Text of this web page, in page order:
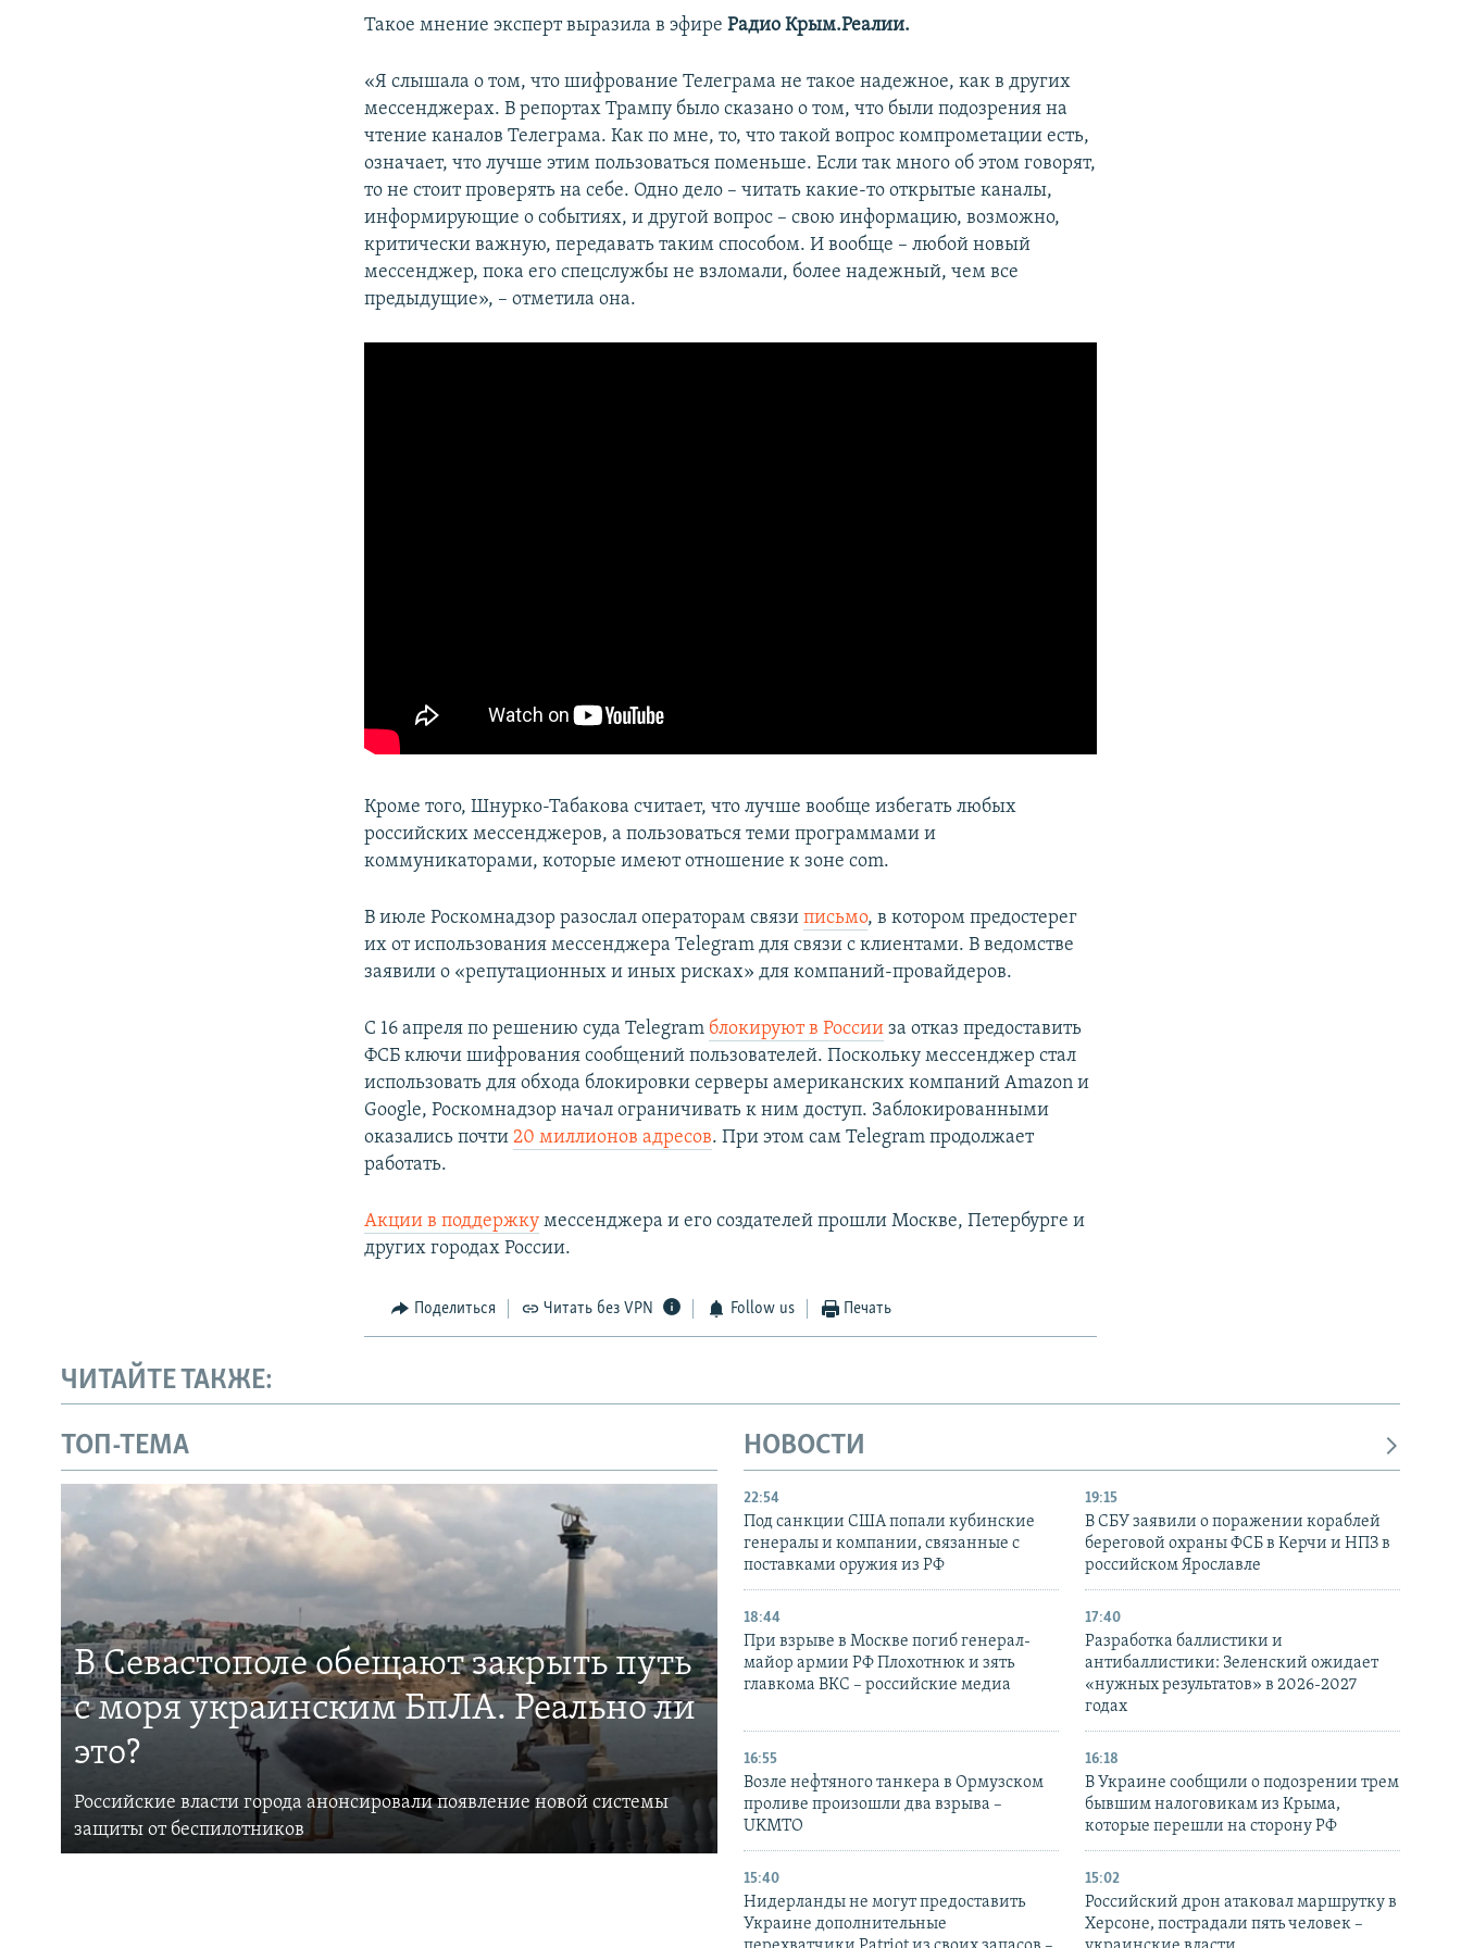
Такое мнение эксперт выразила в эфиреРадио Крым.Реалии.
«Я слышала о том, что шифрование Телеграма не такое надежное, как в других
мессенджерах. В репортах Трампу было сказано о том, что были подозрения на
чтение каналов Телеграма. Как по мне, то, что такой вопрос компрометации есть,
означает, что лучше этим пользоваться поменьше. Если так много об этом говорят,
то не стоит проверять на себе. Одно дело – читать какие-то открытые каналы,
информирующие о событиях, и другой вопрос – свою информацию, возможно,
критически важную, передавать таким способом. И вообще – любой новый
мессенджер, пока его спецслужбы не взломали, более надежный, чем все
предыдущие», – отметила она.
Кроме того, Шнурко-Табакова ​считает, что лучше вообще избегать любых
российских мессенджеров, а пользоваться теми программами и
коммуникаторами, которые имеют отношение к зоне com.
В июле Роскомнадзор разослал операторам связиписьмо, в котором предостерег
их от использования мессенджера Telegram для связи с клиентами. В ведомстве
заявили о «репутационных и иных рисках» для компаний-провайдеров.
С 16 апреля по решению суда Telegram блокируют в России за отказ предоставить
ФСБ ключи шифрования сообщений пользователей. Поскольку мессенджер стал
использовать для обхода блокировки серверы американских компаний Amazon и
Google, Роскомнадзор начал ограничивать к ним доступ. Заблокированными
оказались почти20 миллионов адресов. При этом сам Telegram продолжает
работать.
Акции в поддержку мессенджера и его создателей прошли Москве, Петербурге и
других городах России.
Поделиться Читать без VPN Follow us Печать
ЧИТАЙТЕ ТАКЖЕ:
ТОП-ТЕМА
В Севастополе обещают закрыть путь
с моря украинским БпЛА. Реально ли
это?
Российские власти города анонсировали появление новой системы
защиты от беспилотников
НОВОСТИ
22:54
Под санкции США попали кубинские
генералы и компании, связанные с
поставками оружия из РФ
19:15
В СБУ заявили о поражении кораблей
береговой охраны ФСБ в Керчи и НПЗ в
российском Ярославле
18:44
При взрыве в Москве погиб генерал-
майор армии РФ Плохотнюк и зять
главкома ВКС – российские медиа
17:40
Разработка баллистики и
антибаллистики: Зеленский ожидает
«нужных результатов» в 2026-2027
годах
16:55
Возле нефтяного танкера в Ормузском
проливе произошли два взрыва –
UKMTO
16:18
В Украине сообщили о подозрении трем
бывшим налоговикам из Крыма,
которые перешли на сторону РФ
15:40
Нидерланды не могут предоставить
Украине дополнительные
15:02
Российский дрон атаковал маршрутку в
Херсоне, пострадали пять человек –